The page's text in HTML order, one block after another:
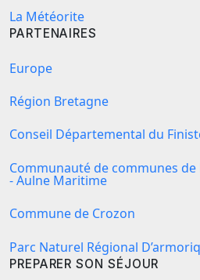
La Météorite
PARTENAIRES
Europe
Région Bretagne
Conseil Départemental du
Communauté de communes de
- Aulne Maritime
Commune de Crozon
Parc Naturel Régional
PREPARER SON SÉJOUR